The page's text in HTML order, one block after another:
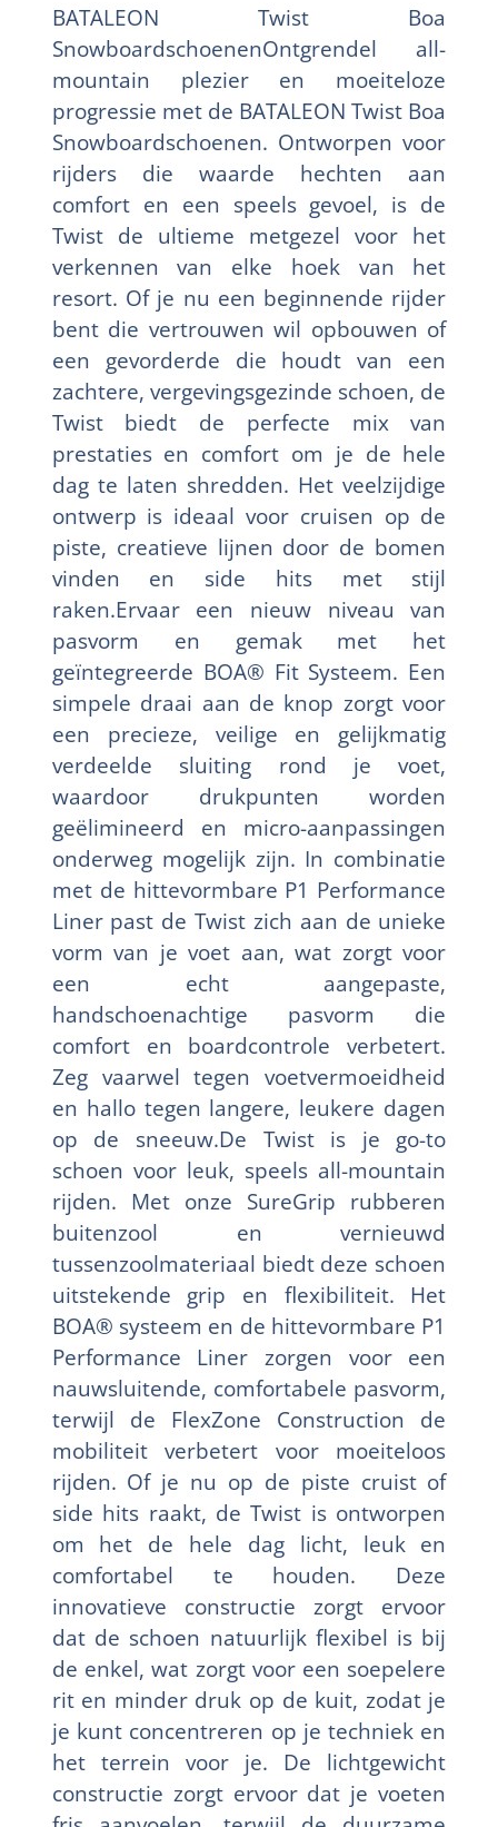
BATALEON Twist Boa
SnowboardschoenenOntgrendel all-
mountain plezier en moeiteloze
progressie met de BATALEON Twist Boa
Snowboardschoenen. Ontworpen voor
rijders die waarde hechten aan
comfort en een speels gevoel, is de
Twist de ultieme metgezel voor het
verkennen van elke hoek van het
resort. Of je nu een beginnende rijder
bent die vertrouwen wil opbouwen of
een gevorderde die houdt van een
zachtere, vergevingsgezinde schoen, de
Twist biedt de perfecte mix van
prestaties en comfort om je de hele
dag te laten shredden. Het veelzijdige
ontwerp is ideaal voor cruisen op de
piste, creatieve lijnen door de bomen
vinden en side hits met stijl
raken.Ervaar een nieuw niveau van
pasvorm en gemak met het
geïntegreerde BOA® Fit Systeem. Een
simpele draai aan de knop zorgt voor
een precieze, veilige en gelijkmatig
verdeelde sluiting rond je voet,
waardoor drukpunten worden
geëlimineerd en micro-aanpassingen
onderweg mogelijk zijn. In combinatie
met de hittevormbare P1 Performance
Liner past de Twist zich aan de unieke
vorm van je voet aan, wat zorgt voor
een echt aangepaste,
handschoenachtige pasvorm die
comfort en boardcontrole verbetert.
Zeg vaarwel tegen voetvermoeidheid
en hallo tegen langere, leukere dagen
op de sneeuw.De Twist is je go-to
schoen voor leuk, speels all-mountain
rijden. Met onze SureGrip rubberen
buitenzool en vernieuwd
tussenzoolmateriaal biedt deze schoen
uitstekende grip en flexibiliteit. Het
BOA® systeem en de hittevormbare P1
Performance Liner zorgen voor een
nauwsluitende, comfortabele pasvorm,
terwijl de FlexZone Construction de
mobiliteit verbetert voor moeiteloos
rijden. Of je nu op de piste cruist of
side hits raakt, de Twist is ontworpen
om het de hele dag licht, leuk en
comfortabel te houden. Deze
innovatieve constructie zorgt ervoor
dat de schoen natuurlijk flexibel is bij
de enkel, wat zorgt voor een soepelere
rit en minder druk op de kuit, zodat je
je kunt concentreren op je techniek en
het terrein voor je. De lichtgewicht
constructie zorgt ervoor dat je voeten